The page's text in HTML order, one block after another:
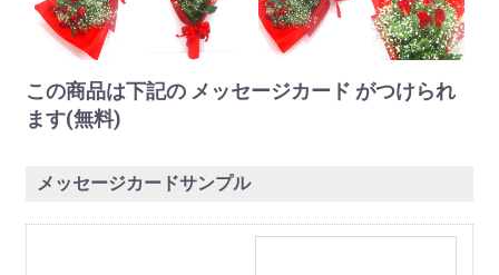
この商品は下記の メッセージカード がつけられ
ます(無料)
メッセージカードサンプル